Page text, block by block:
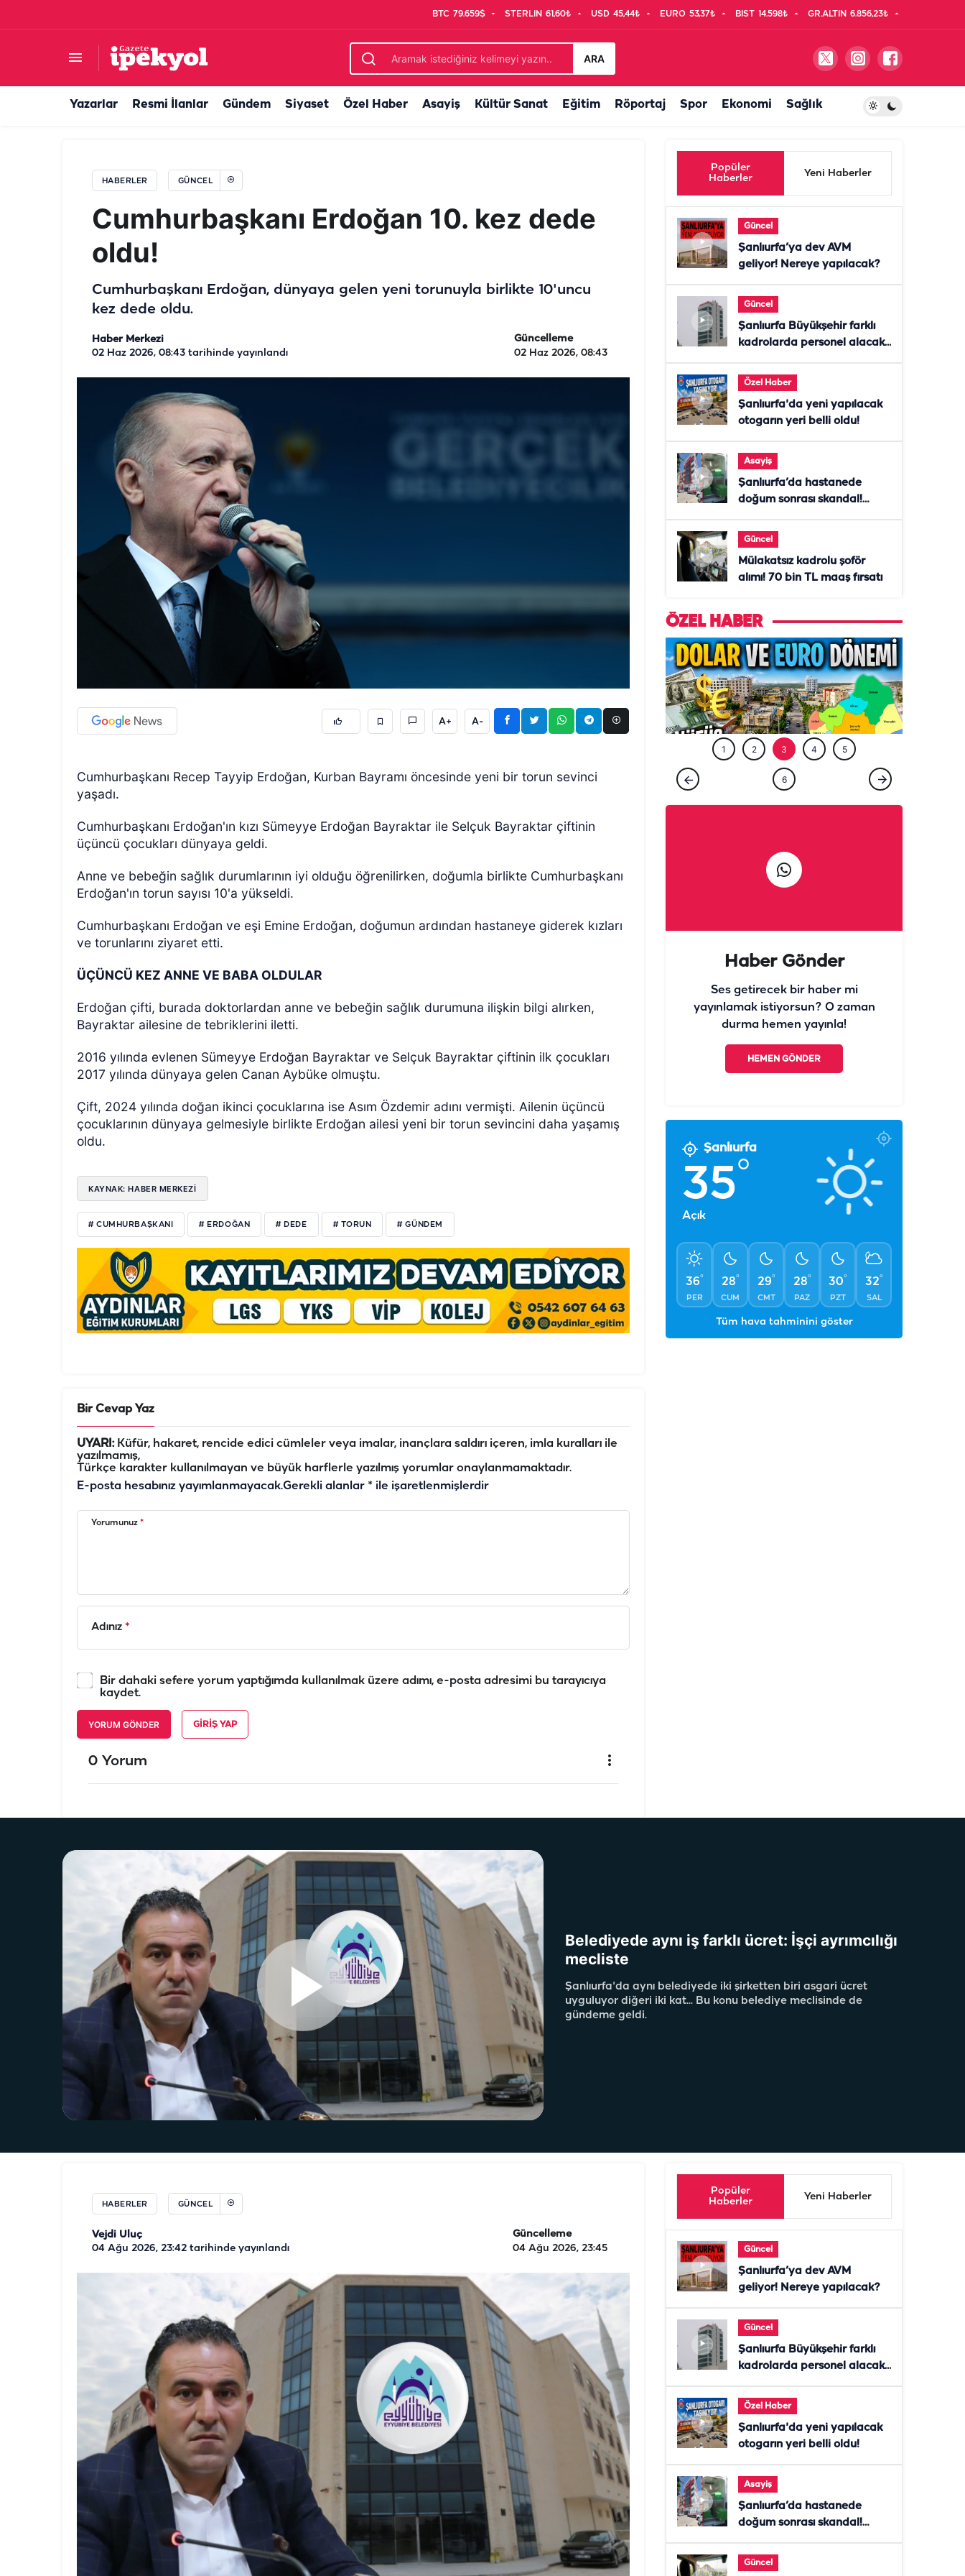
BTC 79.659$ STERLIN 61,60₺ USD 45,44₺ EURO 53,37₺ BIST 14.598₺ GR.ALTIN 6.856,23₺
ARA
Yazarlar Resmi İlanlar Gündem Siyaset Özel Haber Asayiş Kültür Sanat Eğitim Röportaj Spor Ekonomi Sağlık
HABERLER GÜNCEL
Cumhurbaşkanı Erdoğan 10. kez dede
oldu!
Cumhurbaşkanı Erdoğan, dünyaya gelen yeni torunuyla birlikte 10'uncu
kez dede oldu.
Haber Merkezi
02 Haz 2026, 08:43 tarihinde yayınlandı
Güncelleme
02 Haz 2026, 08:43
A+ A-
Cumhurbaşkanı Recep Tayyip Erdoğan, Kurban Bayramı öncesinde yeni bir torun sevinci
yaşadı.
Cumhurbaşkanı Erdoğan'ın kızı Sümeyye Erdoğan Bayraktar ile Selçuk Bayraktar çiftinin
üçüncü çocukları dünyaya geldi.
Anne ve bebeğin sağlık durumlarının iyi olduğu öğrenilirken, doğumla birlikte Cumhurbaşkanı
Erdoğan'ın torun sayısı 10'a yükseldi.
Cumhurbaşkanı Erdoğan ve eşi Emine Erdoğan, doğumun ardından hastaneye giderek kızları
ve torunlarını ziyaret etti.
ÜÇÜNCÜ KEZ ANNE VE BABA OLDULAR
Erdoğan çifti, burada doktorlardan anne ve bebeğin sağlık durumuna ilişkin bilgi alırken,
Bayraktar ailesine de tebriklerini iletti.
2016 yılında evlenen Sümeyye Erdoğan Bayraktar ve Selçuk Bayraktar çiftinin ilk çocukları
2017 yılında dünyaya gelen Canan Aybüke olmuştu.
Çift, 2024 yılında doğan ikinci çocuklarına ise Asım Özdemir adını vermişti. Ailenin üçüncü
çocuklarının dünyaya gelmesiyle birlikte Erdoğan ailesi yeni bir torun sevincini daha yaşamış
oldu.
KAYNAK: HABER MERKEZİ
# CUMHURBAŞKANI # ERDOĞAN # DEDE # TORUN # GÜNDEM
Bir Cevap Yaz
UYARI:Küfür, hakaret, rencide edici cümleler veya imalar, inançlara saldırı içeren, imla kuralları ile
yazılmamış,
Türkçe karakter kullanılmayan ve büyük harflerle yazılmış yorumlar onaylanmamaktadır.
E-posta hesabınız yayımlanmayacak.Gerekli alanlar * ile işaretlenmişlerdir
Yorumunuz *
Adınız *
Bir dahaki sefere yorum yaptığımda kullanılmak üzere adımı, e-posta adresimi bu tarayıcıya
kaydet.
YORUM GÖNDER GIRIŞ YAP
0 Yorum
Popüler
Haberler
Yeni Haberler
Güncel
Şanlıurfa’ya dev AVM
geliyor! Nereye yapılacak?
Güncel
Şanlıurfa Büyükşehir farklı
kadrolarda personel alacak!
Özel Haber
Şanlıurfa'da yeni yapılacak
otogarın yeri belli oldu!
Asayiş
Şanlıurfa’da hastanede
doğum sonrası skandal!
Güncel
Mülakatsız kadrolu şoför
alımı! 70 bin TL maaş fırsatı
ÖZEL HABER
ÖZEL HABER ÖZEL HABER ÖZEL HABER
Şanlıurfa’nın gözde ilçesinde dolar ve euro
1 2 3 4 5
6
Haber Gönder
Ses getirecek bir haber mi
yayınlamak istiyorsun? O zaman
durma hemen yayınla!
HEMEN GÖNDER
Şanlıurfa
35°
Açık
36°
PER
28°
CUM
29°
CMT
28°
PAZ
30°
PZT
32°
SAL
Tüm hava tahminini göster
Belediyede aynı iş farklı ücret: İşçi ayrımcılığı
mecliste
Şanlıurfa'da aynı belediyede iki şirketten biri asgari ücret
uyguluyor diğeri iki kat... Bu konu belediye meclisinde de
gündeme geldi.
HABERLER GÜNCEL
Vejdi Uluç
04 Ağu 2026, 23:42 tarihinde yayınlandı
Güncelleme
04 Ağu 2026, 23:45
Popüler
Haberler
Yeni Haberler
Güncel
Şanlıurfa’ya dev AVM
geliyor! Nereye yapılacak?
Güncel
Şanlıurfa Büyükşehir farklı
kadrolarda personel alacak!
Başvurular başladı
Özel Haber
Şanlıurfa'da yeni yapılacak
otogarın yeri belli oldu!
Asayiş
Şanlıurfa’da hastanede
doğum sonrası skandal!
Anne öldü, doktor tutuklandı
Güncel